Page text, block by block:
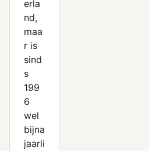
erla
nd,
maa
r is
sind
s
199
6
wel
bijna
jaarli